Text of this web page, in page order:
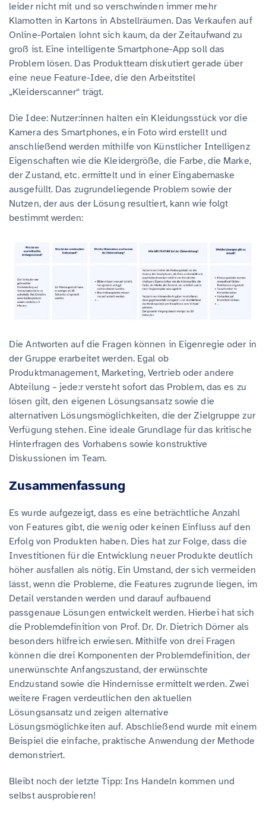
leider nicht mit und so verschwinden immer mehr
Klamotten in Kartons in Abstellräumen. Das Verkaufen auf
Online-Portalen lohnt sich kaum, da der Zeitaufwand zu
groß ist. Eine intelligente Smartphone-App soll das
Problem lösen. Das Produktteam diskutiert gerade über
eine neue Feature-Idee, die den Arbeitstitel
„Kleiderscanner“ trägt.
Die Idee: Nutzer:innen halten ein Kleidungsstück vor die
Kamera des Smartphones, ein Foto wird erstellt und
anschließend werden mithilfe von Künstlicher Intelligenz
Eigenschaften wie die Kleidergröße, die Farbe, die Marke,
der Zustand, etc. ermittelt und in einer Eingabemaske
ausgefüllt. Das zugrundeliegende Problem sowie der
Nutzen, der aus der Lösung resultiert, kann wie folgt
bestimmt werden:
Die Antworten auf die Fragen können in Eigenregie oder in
der Gruppe erarbeitet werden. Egal ob
Produktmanagement, Marketing, Vertrieb oder andere
Abteilung – jede:r versteht sofort das Problem, das es zu
lösen gilt, den eigenen Lösungsansatz sowie die
alternativen Lösungsmöglichkeiten, die der Zielgruppe zur
Verfügung stehen. Eine ideale Grundlage für das kritische
Hinterfragen des Vorhabens sowie konstruktive
Diskussionen im Team.
Zusammenfassung
Es wurde aufgezeigt, dass es eine beträchtliche Anzahl
von Features gibt, die wenig oder keinen Einfluss auf den
Erfolg von Produkten haben. Dies hat zur Folge, dass die
Investitionen für die Entwicklung neuer Produkte deutlich
höher ausfallen als nötig. Ein Umstand, der sich vermeiden
lässt, wenn die Probleme, die Features zugrunde liegen, im
Detail verstanden werden und darauf aufbauend
passgenaue Lösungen entwickelt werden. Hierbei hat sich
die Problemdefinition von Prof. Dr. Dr. Dietrich Dörner als
besonders hilfreich erwiesen. Mithilfe von drei Fragen
können die drei Komponenten der Problemdefinition, der
unerwünschte Anfangszustand, der erwünschte
Endzustand sowie die Hindernisse ermittelt werden. Zwei
weitere Fragen verdeutlichen den aktuellen
Lösungsansatz und zeigen alternative
Lösungsmöglichkeiten auf. Abschließend wurde mit einem
Beispiel die einfache, praktische Anwendung der Methode
demonstriert.
Bleibt noch der letzte Tipp: Ins Handeln kommen und
selbst ausprobieren!